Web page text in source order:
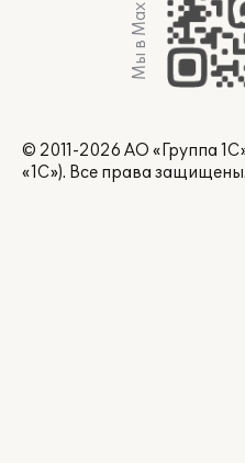
Мы в Max
© 2011-2026 АО «Группа
«1С»). Все права защищены.